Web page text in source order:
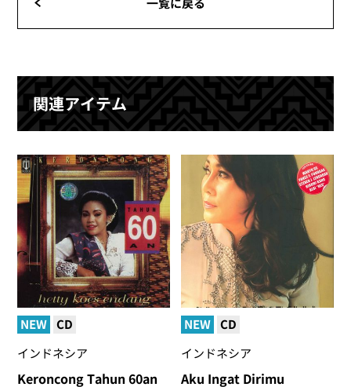
関連アイテム
NEW CD
インドネシア
Keroncong Tahun 60an
NEW CD
インドネシア
Aku Ingat Dirimu